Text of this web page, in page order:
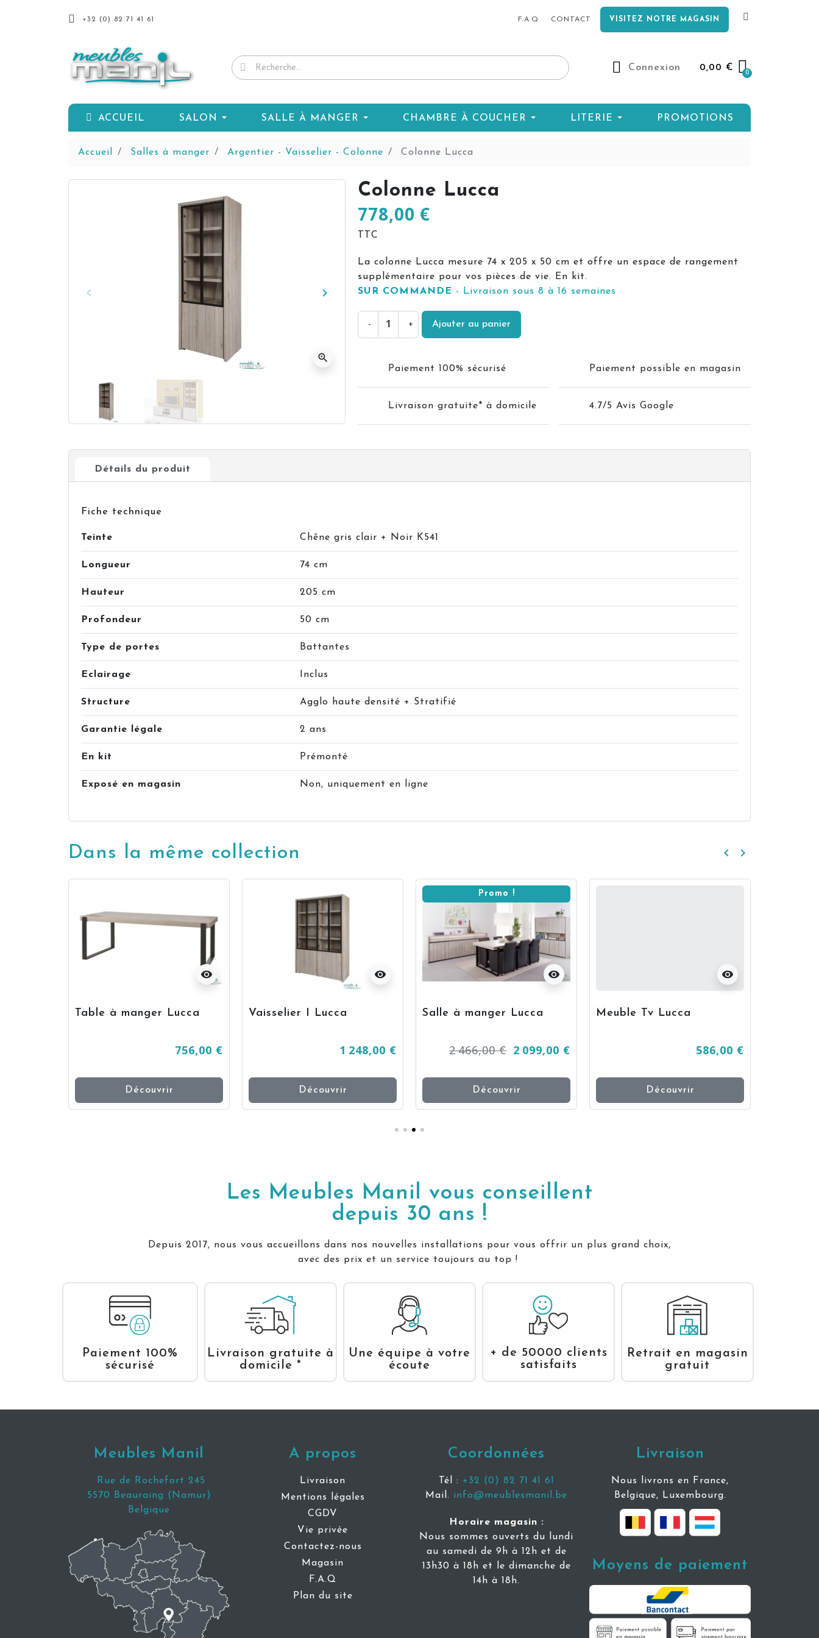
+32 (0) 82 71 41 61 F.A.Q CONTACT VISITEZ NOTRE MAGASIN
Connexion 0,00 €
ACCUEIL SALON SALLE À MANGER CHAMBRE À COUCHER LITERIE PROMOTIONS
Accueil Salles à manger Argentier - Vaisselier - Colonne Colonne Lucca
Précédent
keyboard_arrow_left Suivant
keyboard_arrow_right
zoom_in
Colonne Lucca
778,00 €
TTC
La colonne Lucca mesure 74 x 205 x 50 cm et offre un espace de rangement
supplémentaire pour vos pièces de vie. En kit.
SUR COMMANDE - Livraison sous 8 à 16 semaines
- + Ajouter au panier
Paiement 100% sécurisé
Livraison gratuite* à domicile
Paiement possible en magasin
4.7/5 Avis Google
Détails du produit
Fiche technique
Teinte Chêne gris clair + Noir K541
Longueur 74 cm
Hauteur 205 cm
Profondeur 50 cm
Type de portes Battantes
Eclairage Inclus
Structure Agglo haute densité + Stratifié
Garantie légale 2 ans
En kit Prémonté
Exposé en magasin Non, uniquement en ligne
Dans la même collection Précédent
keyboard_arrow_left Suivant
keyboard_arrow_right
visibility
Table à manger Lucca
756,00 €
Découvrir
visibility
Vaisselier I Lucca
1 248,00 €
Découvrir
Promo !
visibility
Salle à manger Lucca
2 466,00 € 2 099,00 €
Découvrir
visibility
Meuble Tv Lucca
586,00 €
Découvrir
Les Meubles Manil vous conseillent
depuis 30 ans !
Depuis 2017, nous vous accueillons dans nos nouvelles installations pour vous offrir un plus grand choix,
avec des prix et un service toujours au top !
Paiement 100%
sécurisé
Livraison gratuite à
domicile *
Une équipe à votre
écoute
+ de 50000 clients
satisfaits
Retrait en magasin
gratuit
Meubles Manil
Rue de Rochefort 245
5570 Beauraing (Namur)
Belgique
A propos
Livraison
Mentions légales
CGDV
Vie privée
Contactez-nous
Magasin
F.A.Q
Plan du site
Coordonnées
Tél : +32 (0) 82 71 41 61
Mail. info@meublesmanil.be
Horaire magasin :
Nous sommes ouverts du lundi
au samedi de 9h à 12h et de
13h30 à 18h et le dimanche de
14h à 18h.
Livraison
Nous livrons en France,
Belgique, Luxembourg.
Moyens de paiement